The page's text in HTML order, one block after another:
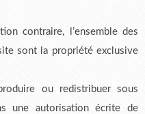
contraire, l’ensemble des
sont la propriété exclusive
ou redistribuer sous
une autorisation écrite de